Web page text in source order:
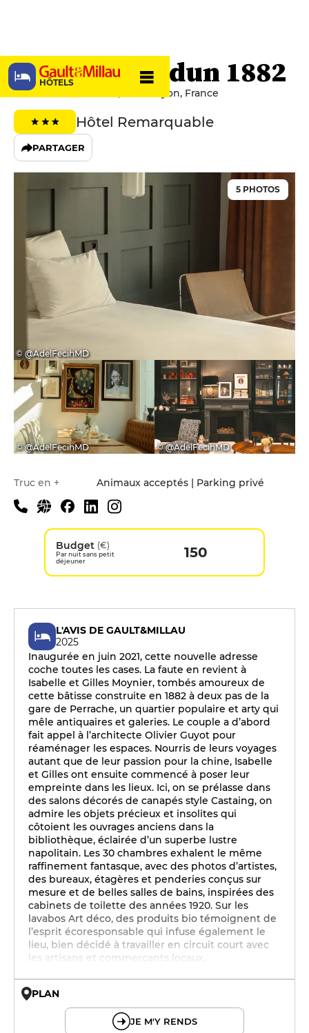
HÔTELS
Hôtel de Verdun 1882
82 Rue De La Charité, 69002 Lyon, France
Hôtel Remarquable
PARTAGER
© @AdelFecihMD
© @AdelFecihMD © @AdelFecihMD
5 PHOTOS
Truc en + Animaux acceptés | Parking privé
Budget (€)
Par nuit sans petit
déjeuner
150
L'AVIS DE GAULT&MILLAU
2025
Inaugurée en juin 2021, cette nouvelle adresse
coche toutes les cases. La faute en revient à
Isabelle et Gilles Moynier, tombés amoureux de
cette bâtisse construite en 1882 à deux pas de la
gare de Perrache, un quartier populaire et arty qui
mêle antiquaires et galeries. Le couple a d’abord
fait appel à l’architecte Olivier Guyot pour
réaménager les espaces. Nourris de leurs voyages
autant que de leur passion pour la chine, Isabelle
et Gilles ont ensuite commencé à poser leur
empreinte dans les lieux. Ici, on se prélasse dans
des salons décorés de canapés style Castaing, on
admire les objets précieux et insolites qui
côtoient les ouvrages anciens dans la
bibliothèque, éclairée d’un superbe lustre
napolitain. Les 30 chambres exhalent le même
raffinement fantasque, avec des photos d’artistes,
des bureaux, étagères et penderies conçus sur
mesure et de belles salles de bains, inspirées des
cabinets de toilette des années 1920. Sur les
lavabos Art déco, des produits bio témoignent de
l’esprit écoresponsable qui infuse également le
lieu, bien décidé à travailler en circuit court avec
les artisans et commerçants locaux.
PLAN
JE M'Y RENDS